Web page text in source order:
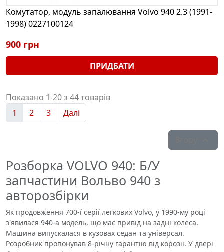
Комутатор, модуль запалювання Volvo 940 2.3 (1991-
1998) 0227100124
900 грн
ПРИДБАТИ
Показано 1-20 з 44 товарів
1
2 3 Далі
Розборка VOLVO 940: Б/У
запчастини Вольво 940 з
авторозбірки
Як продовження 700-ї серії легкових Volvo, у 1990-му році
з'явилася 940-а модель, що має привід на задні колеса.
Машина випускалася в кузовах седан та універсал.
Розробник пропонував 8-річну гарантію від корозії. У двері